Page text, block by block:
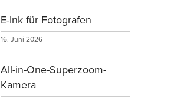
E-Ink für Fotografen
16. Juni 2026
All-in-One-Superzoom-
Kamera